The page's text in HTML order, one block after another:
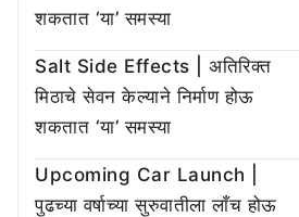
शकतात ‘या’ समस्या
Salt Side Effects | अतिरिक्त
मिठाचे सेवन केल्याने निर्माण होऊ
शकतात ‘या’ समस्या
Upcoming Car Launch |
पुढच्या वर्षाच्या सुरुवातीला लाँच होऊ